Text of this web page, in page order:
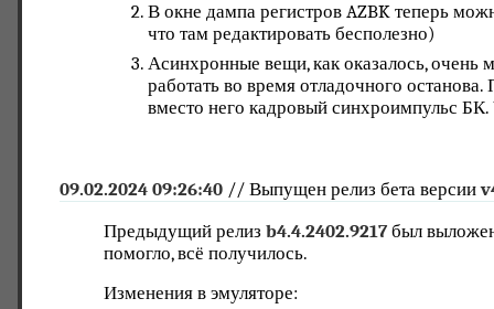
В окне дампа регистров AZBK теперь
что там редактировать бесполезно)
Асинхронные вещи, как оказалось,
работать во время отладочного
вместо него кадровый синхроимпульс БК.
09.02.2024 09:26:40 // Выпущен релиз бета версии
Предыдущий релизb4.4.2402.9217 был
помогло, всё получилось.
Изменения в эмуляторе: